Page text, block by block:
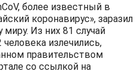
более известный в
коронавирус», заразил
Из них 81 случай
излечились,
правительством
со ссылкой на